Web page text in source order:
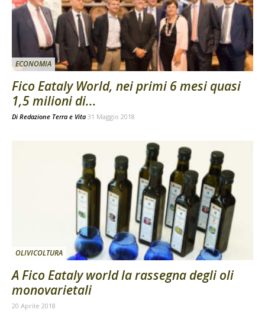
ECONOMIA
Fico Eataly World, nei primi 6 mesi quasi
1,5 milioni di...
Di Redazione Terra e Vita 31 Maggio 2018
OLIVICOLTURA
A Fico Eataly world la rassegna degli oli
monovarietali
20 Aprile 2018